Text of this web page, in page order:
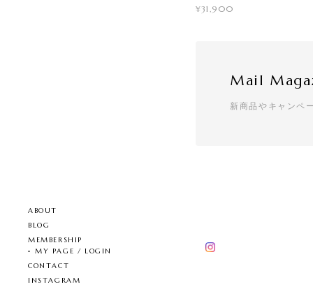
ABOUT
BLOG
MEMBERSHIP
MY PAGE / LOGIN
CONTACT
INSTAGRAM
¥31,900
Mail
新商品やキャンペ